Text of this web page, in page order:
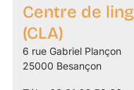
Centre de
(CLA)
6 rue Gabriel Plançon
25000 Besançon